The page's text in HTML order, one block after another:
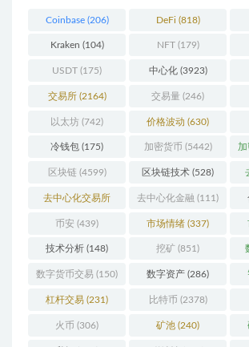
Coinbase(206) DeFi (818)
Kraken (104) NFT(179)
USDT (175) 中心化(3923)
交易所(2164) 交易量 (246)
以太坊 (742) 价格波动 (630)
冷钱包 (175) 加密货币 (5442)
区块链(4599) 区块链技术 (528)
去中心化交易所
(196)
去中心化金融 (111)
币安 (439) 市场情绪 (337)
技术分析 (148) 挖矿 (851)
数字货币交易 (150) 数字资产 (286)
杠杆交易 (231) 比特币 (2378)
火币 (306) 矿池 (240)